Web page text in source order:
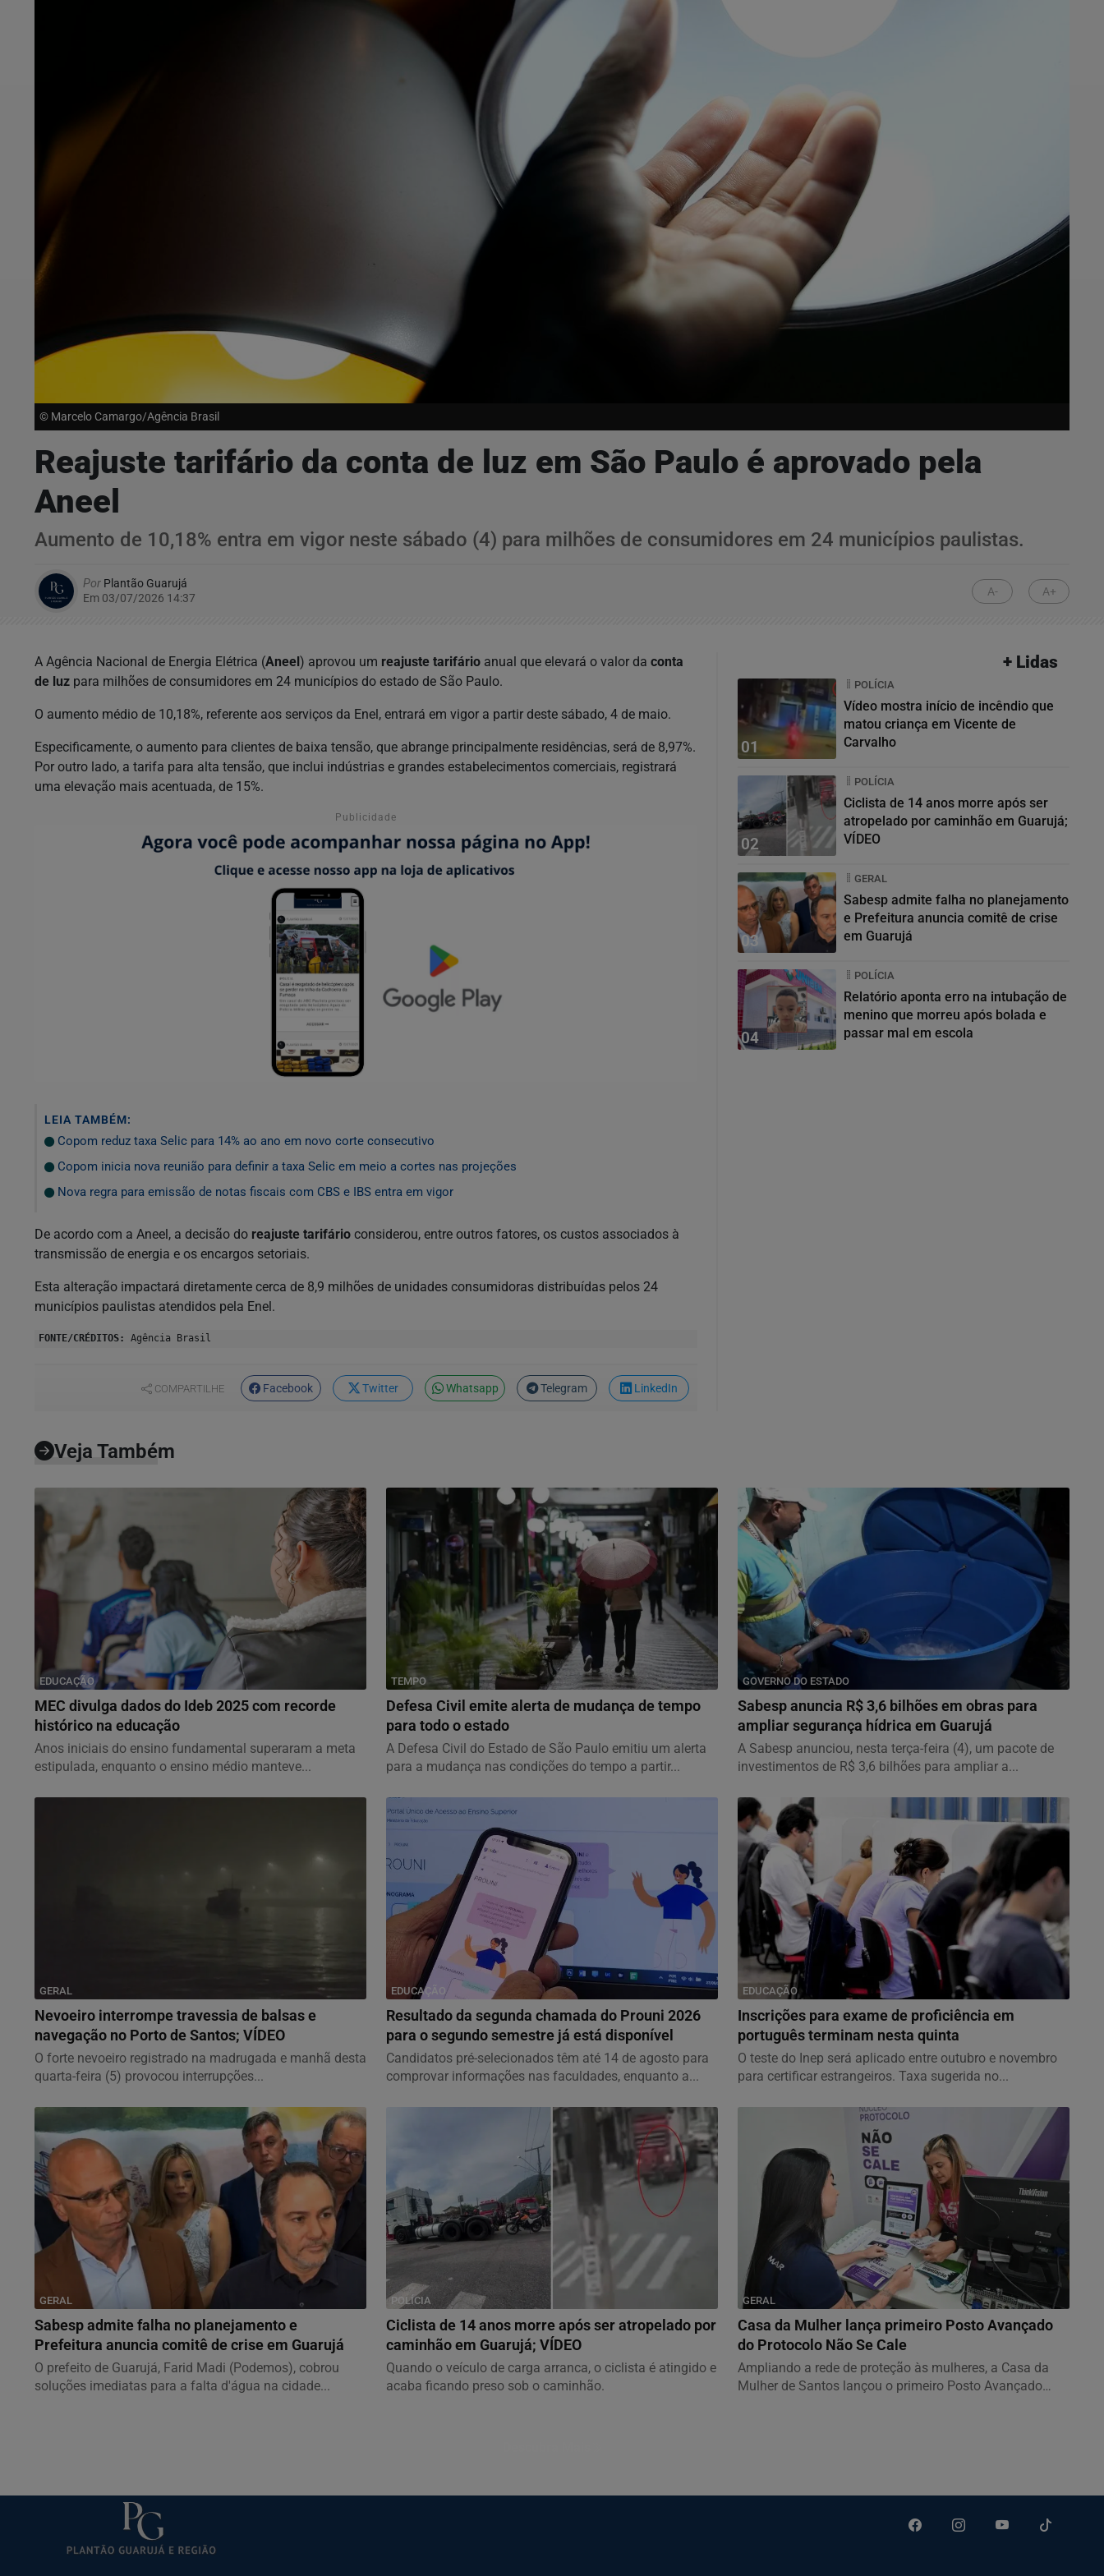
© Marcelo Camargo/Agência Brasil
Reajuste tarifário da conta de luz em São Paulo é aprovado pela
Aneel
Aumento de 10,18% entra em vigor neste sábado (4) para milhões de consumidores em 24 municípios paulistas.
Por Plantão Guarujá
Em 03/07/2026 14:37
A- A+
A Agência Nacional de Energia Elétrica (Aneel) aprovou um reajuste tarifário anual que elevará o valor da conta
de luz para milhões de consumidores em 24 municípios do estado de São Paulo.
O aumento médio de 10,18%, referente aos serviços da Enel, entrará em vigor a partir deste sábado, 4 de maio.
Especificamente, o aumento para clientes de baixa tensão, que abrange principalmente residências, será de 8,97%.
Por outro lado, a tarifa para alta tensão, que inclui indústrias e grandes estabelecimentos comerciais, registrará
uma elevação mais acentuada, de 15%.
Publicidade
LEIA TAMBÉM:
Copom reduz taxa Selic para 14% ao ano em novo corte consecutivo
Copom inicia nova reunião para definir a taxa Selic em meio a cortes nas projeções
Nova regra para emissão de notas fiscais com CBS e IBS entra em vigor
De acordo com a Aneel, a decisão do reajuste tarifário considerou, entre outros fatores, os custos associados à
transmissão de energia e os encargos setoriais.
Esta alteração impactará diretamente cerca de 8,9 milhões de unidades consumidoras distribuídas pelos 24
municípios paulistas atendidos pela Enel.
FONTE/CRÉDITOS: Agência Brasil
COMPARTILHE Facebook Twitter Whatsapp Telegram LinkedIn
+ Lidas
01
POLÍCIA
Vídeo mostra início de incêndio que
matou criança em Vicente de
Carvalho
02
POLÍCIA
Ciclista de 14 anos morre após ser
atropelado por caminhão em Guarujá;
VÍDEO
03
GERAL
Sabesp admite falha no planejamento
e Prefeitura anuncia comitê de crise
em Guarujá
04
POLÍCIA
Relatório aponta erro na intubação de
menino que morreu após bolada e
passar mal em escola
Veja Também
EDUCAÇÃO
MEC divulga dados do Ideb 2025 com recorde
histórico na educação
Anos iniciais do ensino fundamental superaram a meta
estipulada, enquanto o ensino médio manteve...
TEMPO
Defesa Civil emite alerta de mudança de tempo
para todo o estado
A Defesa Civil do Estado de São Paulo emitiu um alerta
para a mudança nas condições do tempo a partir...
GOVERNO DO ESTADO
Sabesp anuncia R$ 3,6 bilhões em obras para
ampliar segurança hídrica em Guarujá
A Sabesp anunciou, nesta terça-feira (4), um pacote de
investimentos de R$ 3,6 bilhões para ampliar a...
GERAL
Nevoeiro interrompe travessia de balsas e
navegação no Porto de Santos; VÍDEO
O forte nevoeiro registrado na madrugada e manhã desta
quarta-feira (5) provocou interrupções...
EDUCAÇÃO
Resultado da segunda chamada do Prouni 2026
para o segundo semestre já está disponível
Candidatos pré-selecionados têm até 14 de agosto para
comprovar informações nas faculdades, enquanto a...
EDUCAÇÃO
Inscrições para exame de proficiência em
português terminam nesta quinta
O teste do Inep será aplicado entre outubro e novembro
para certificar estrangeiros. Taxa sugerida no...
GERAL
Sabesp admite falha no planejamento e
Prefeitura anuncia comitê de crise em Guarujá
O prefeito de Guarujá, Farid Madi (Podemos), cobrou
soluções imediatas para a falta d'água na cidade...
POLÍCIA
Ciclista de 14 anos morre após ser atropelado por
caminhão em Guarujá; VÍDEO
Quando o veículo de carga arranca, o ciclista é atingido e
acaba ficando preso sob o caminhão.
GERAL
Casa da Mulher lança primeiro Posto Avançado
do Protocolo Não Se Cale
Ampliando a rede de proteção às mulheres, a Casa da
Mulher de Santos lançou o primeiro Posto Avançado